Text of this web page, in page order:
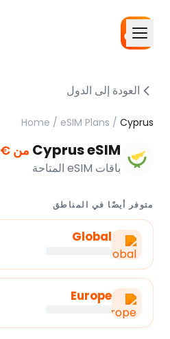
العودة إلى الدول
Home / eSIM Plans / Cyprus
Cyprus eSIM من €0.95
باقات eSIM المتاحة
متوفر أيضًا في المناطق
Global
Europe